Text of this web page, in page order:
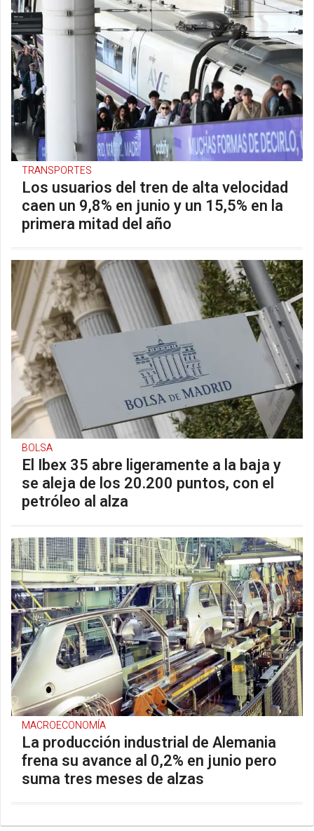
TRANSPORTES
Los usuarios del tren de alta velocidad
caen un 9,8% en junio y un 15,5% en la
primera mitad del año
BOLSA
El Ibex 35 abre ligeramente a la baja y
se aleja de los 20.200 puntos, con el
petróleo al alza
MACROECONOMÍA
La producción industrial de Alemania
frena su avance al 0,2% en junio pero
suma tres meses de alzas